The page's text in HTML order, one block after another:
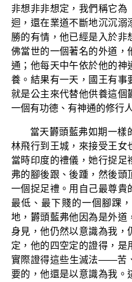
非想非非想定，我們稱它為
迴，還在業道不斷地沉沉溺
勝的有情，他已經是入於非
佛當世的一個著名的外道，
通；他每天中午依於他的神
養。結果有一天，國王有事
就是公主來代替他供養這個
一個有功德、有神通的修行
當天欝頭藍弗如期一樣
林飛行到王城，來接受王女
當時印度的禮儀，她行捉足
弗的腳後跟、後踵，然後頭
一個捉足禮。用自己最尊貴
最低、最下賤的一個腳踝
地，欝頭藍弗他因為是外道
身見，他仍然以意識為我，
定，他的四空定的證得，是
實際證得這些生滅法——苦
要的，他還是以意識為我。